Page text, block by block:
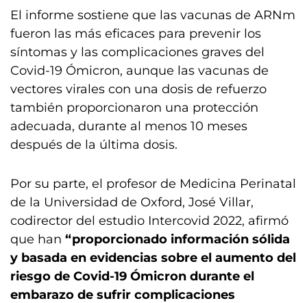
El informe sostiene que las vacunas de ARNm
fueron las más eficaces para prevenir los
síntomas y las complicaciones graves del
Covid-19 Ómicron, aunque las vacunas de
vectores virales con una dosis de refuerzo
también proporcionaron una protección
adecuada, durante al menos 10 meses
después de la última dosis.
Por su parte, el profesor de Medicina Perinatal
de la Universidad de Oxford, José Villar,
codirector del estudio Intercovid 2022, afirmó
que han “proporcionado información sólida
y basada en evidencias sobre el aumento del
riesgo de Covid-19 Ómicron durante el
embarazo de sufrir complicaciones